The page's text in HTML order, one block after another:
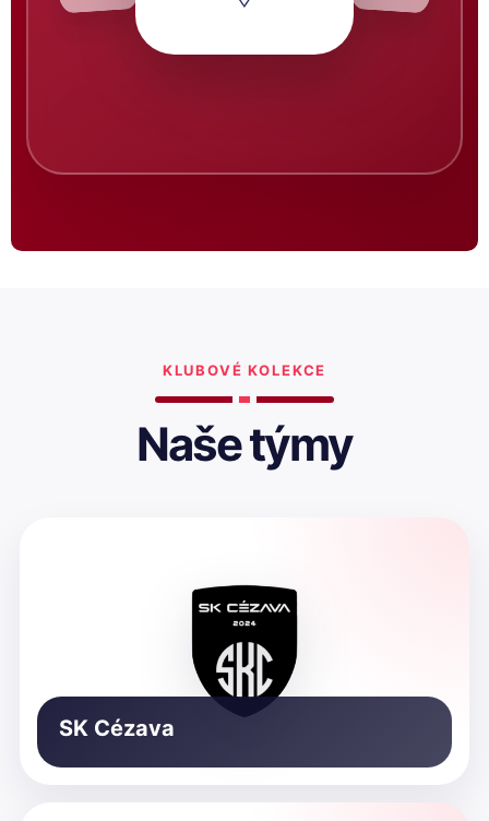
KLUBOVÉ KOLEKCE
Naše týmy
SK Cézava